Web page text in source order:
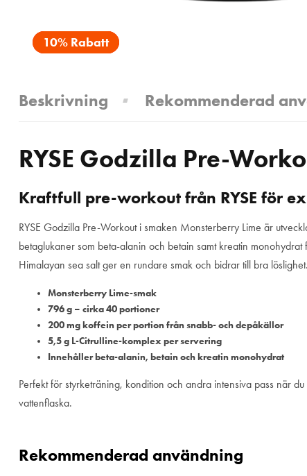
10% Rabatt
Beskrivning Rekommenderad
RYSE Godzilla Pre-
Kraftfull pre-workout från RYSE för
RYSE Godzilla Pre-Workout i smaken Monsterberry Lime är
betaglukaner som beta-alanin och betain samt kreatin
Himalayan sea salt ger en rundare smak och bidrar till bra
Monsterberry Lime-smak
796 g – cirka 40 portioner
200 mg koffein per portion från snabb- och depåkällor
5,5 g L-Citrulline-komplex per servering
Innehåller beta-alanin, betain och kreatin monohydrat
Perfekt för styrketräning, kondition och andra intensiva pass när
vattenflaska.
Rekommenderad användning